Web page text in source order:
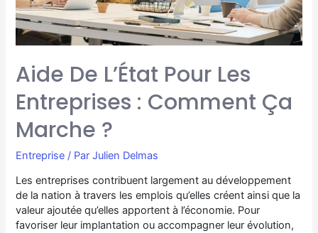
Aide De L’État Pour Les
Entreprises : Comment Ça
Marche ?
Entreprise / ParJulien Delmas
Les entreprises contribuent largement au développement
de la nation à travers les emplois qu’elles créent ainsi que la
valeur ajoutée qu’elles apportent à l’économie. Pour
favoriser leur implantation ou accompagner leur évolution,